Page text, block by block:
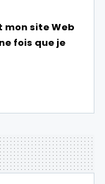
mon site Web
fois que je